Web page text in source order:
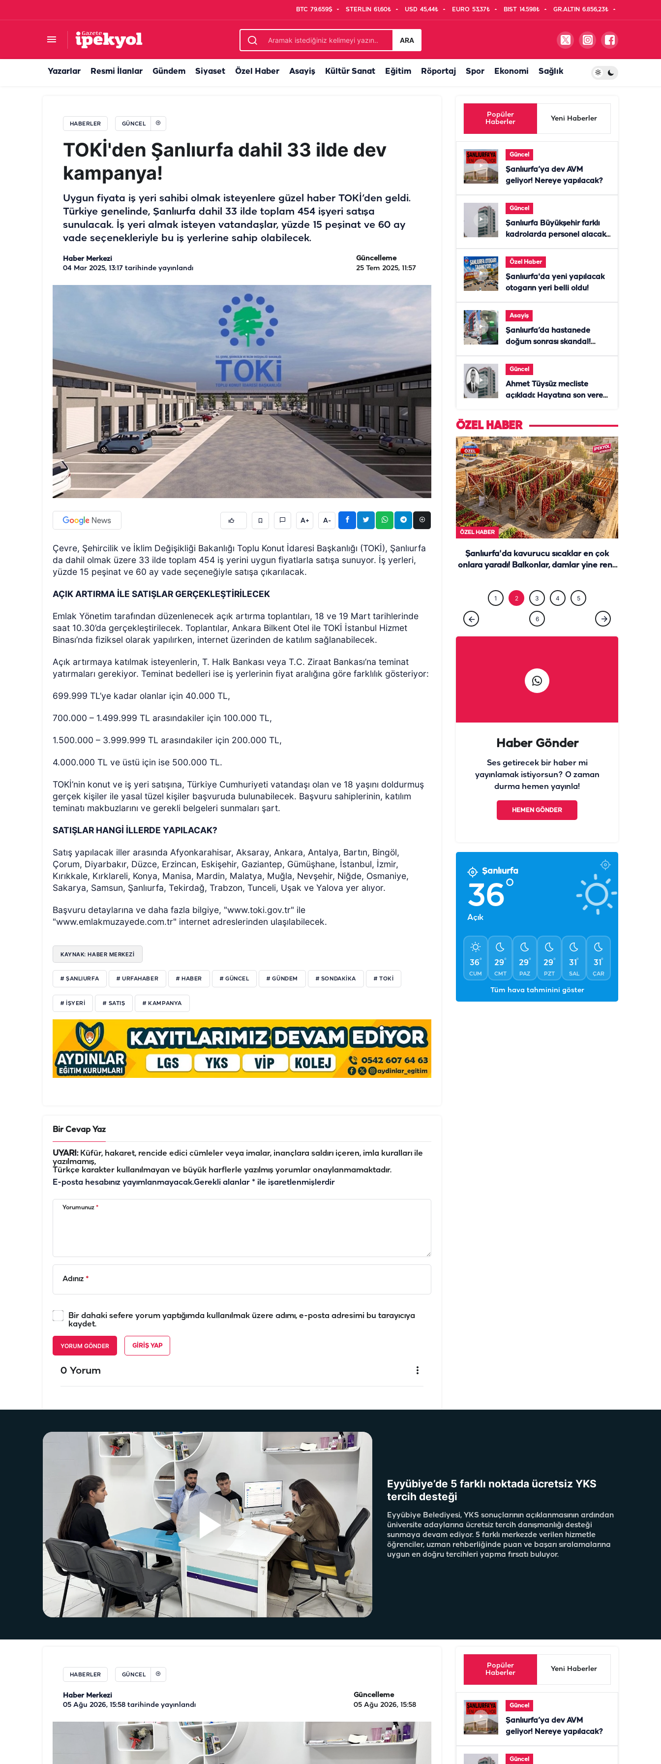
BTC 79.659$ STERLIN 61,60₺ USD 45,44₺ EURO 53,37₺ BIST 14.598₺ GR.ALTIN 6.856,23₺
ARA
Yazarlar Resmi İlanlar Gündem Siyaset Özel Haber Asayiş Kültür Sanat Eğitim Röportaj Spor Ekonomi Sağlık
HABERLER GÜNCEL
TOKİ'den Şanlıurfa dahil 33 ilde dev
kampanya!
Uygun fiyata iş yeri sahibi olmak isteyenlere güzel haber TOKİ’den geldi.
Türkiye genelinde, Şanlıurfa dahil 33 ilde toplam 454 işyeri satışa
sunulacak. İş yeri almak isteyen vatandaşlar, yüzde 15 peşinat ve 60 ay
vade seçenekleriyle bu iş yerlerine sahip olabilecek.
Haber Merkezi
04 Mar 2025, 13:17 tarihinde yayınlandı
Güncelleme
25 Tem 2025, 11:57
A+ A-
Çevre, Şehircilik ve İklim Değişikliği Bakanlığı Toplu Konut İdaresi Başkanlığı (TOKİ), Şanlıurfa
da dahil olmak üzere 33 ilde toplam 454 iş yerini uygun fiyatlarla satışa sunuyor. İş yerleri,
yüzde 15 peşinat ve 60 ay vade seçeneğiyle satışa çıkarılacak.
AÇIK ARTIRMA İLE SATIŞLAR GERÇEKLEŞTİRİLECEK
Emlak Yönetim tarafından düzenlenecek açık artırma toplantıları, 18 ve 19 Mart tarihlerinde
saat 10.30’da gerçekleştirilecek. Toplantılar, Ankara Bilkent Otel ile TOKİ İstanbul Hizmet
Binası’nda fiziksel olarak yapılırken, internet üzerinden de katılım sağlanabilecek.
Açık artırmaya katılmak isteyenlerin, T. Halk Bankası veya T.C. Ziraat Bankası’na teminat
yatırmaları gerekiyor. Teminat bedelleri ise iş yerlerinin fiyat aralığına göre farklılık gösteriyor:
699.999 TL’ye kadar olanlar için 40.000 TL,
700.000 – 1.499.999 TL arasındakiler için 100.000 TL,
1.500.000 – 3.999.999 TL arasındakiler için 200.000 TL,
4.000.000 TL ve üstü için ise 500.000 TL.
TOKİ’nin konut ve iş yeri satışına, Türkiye Cumhuriyeti vatandaşı olan ve 18 yaşını doldurmuş
gerçek kişiler ile yasal tüzel kişiler başvuruda bulunabilecek. Başvuru sahiplerinin, katılım
teminatı makbuzlarını ve gerekli belgeleri sunmaları şart.
SATIŞLAR HANGİ İLLERDE YAPILACAK?
Satış yapılacak iller arasında Afyonkarahisar, Aksaray, Ankara, Antalya, Bartın, Bingöl,
Çorum, Diyarbakır, Düzce, Erzincan, Eskişehir, Gaziantep, Gümüşhane, İstanbul, İzmir,
Kırıkkale, Kırklareli, Konya, Manisa, Mardin, Malatya, Muğla, Nevşehir, Niğde, Osmaniye,
Sakarya, Samsun, Şanlıurfa, Tekirdağ, Trabzon, Tunceli, Uşak ve Yalova yer alıyor.
Başvuru detaylarına ve daha fazla bilgiye, "www.toki.gov.tr" ile
"www.emlakmuzayede.com.tr" internet adreslerinden ulaşılabilecek.
KAYNAK: HABER MERKEZİ
# ŞANLIURFA # URFAHABER # HABER # GÜNCEL # GÜNDEM # SONDAKIKA # TOKİ
# IŞYERI # SATIŞ # KAMPANYA
Bir Cevap Yaz
UYARI:Küfür, hakaret, rencide edici cümleler veya imalar, inançlara saldırı içeren, imla kuralları ile
yazılmamış,
Türkçe karakter kullanılmayan ve büyük harflerle yazılmış yorumlar onaylanmamaktadır.
E-posta hesabınız yayımlanmayacak.Gerekli alanlar * ile işaretlenmişlerdir
Yorumunuz *
Adınız *
Bir dahaki sefere yorum yaptığımda kullanılmak üzere adımı, e-posta adresimi bu tarayıcıya
kaydet.
YORUM GÖNDER GIRIŞ YAP
0 Yorum
Popüler
Haberler
Yeni Haberler
Güncel
Şanlıurfa’ya dev AVM
geliyor! Nereye yapılacak?
Güncel
Şanlıurfa Büyükşehir farklı
kadrolarda personel alacak!
Özel Haber
Şanlıurfa'da yeni yapılacak
otogarın yeri belli oldu!
Asayiş
Şanlıurfa’da hastanede
doğum sonrası skandal!
Güncel
Ahmet Tüysüz mecliste
açıkladı: Hayatına son veren
ÖZEL HABER
ÖZEL HABER
Şanlıurfa'da kavurucu sıcaklar en çok
onlara yaradı! Balkonlar, damlar yine renk
1 2 3 4 5
6
Haber Gönder
Ses getirecek bir haber mi
yayınlamak istiyorsun? O zaman
durma hemen yayınla!
HEMEN GÖNDER
Şanlıurfa
36°
Açık
36°
CUM
29°
CMT
29°
PAZ
29°
PZT
31°
SAL
31°
ÇAR
Tüm hava tahminini göster
Eyyübiye’de 5 farklı noktada ücretsiz YKS
tercih desteği
Eyyübiye Belediyesi, YKS sonuçlarının açıklanmasının ardından
üniversite adaylarına ücretsiz tercih danışmanlığı desteği
sunmaya devam ediyor. 5 farklı merkezde verilen hizmetle
öğrenciler, uzman rehberliğinde puan ve başarı sıralamalarına
uygun en doğru tercihleri yapma fırsatı buluyor.
HABERLER GÜNCEL
Haber Merkezi
05 Ağu 2026, 15:58 tarihinde yayınlandı
Güncelleme
05 Ağu 2026, 15:58
Popüler
Haberler
Yeni Haberler
Güncel
Şanlıurfa’ya dev AVM
geliyor! Nereye yapılacak?
Güncel